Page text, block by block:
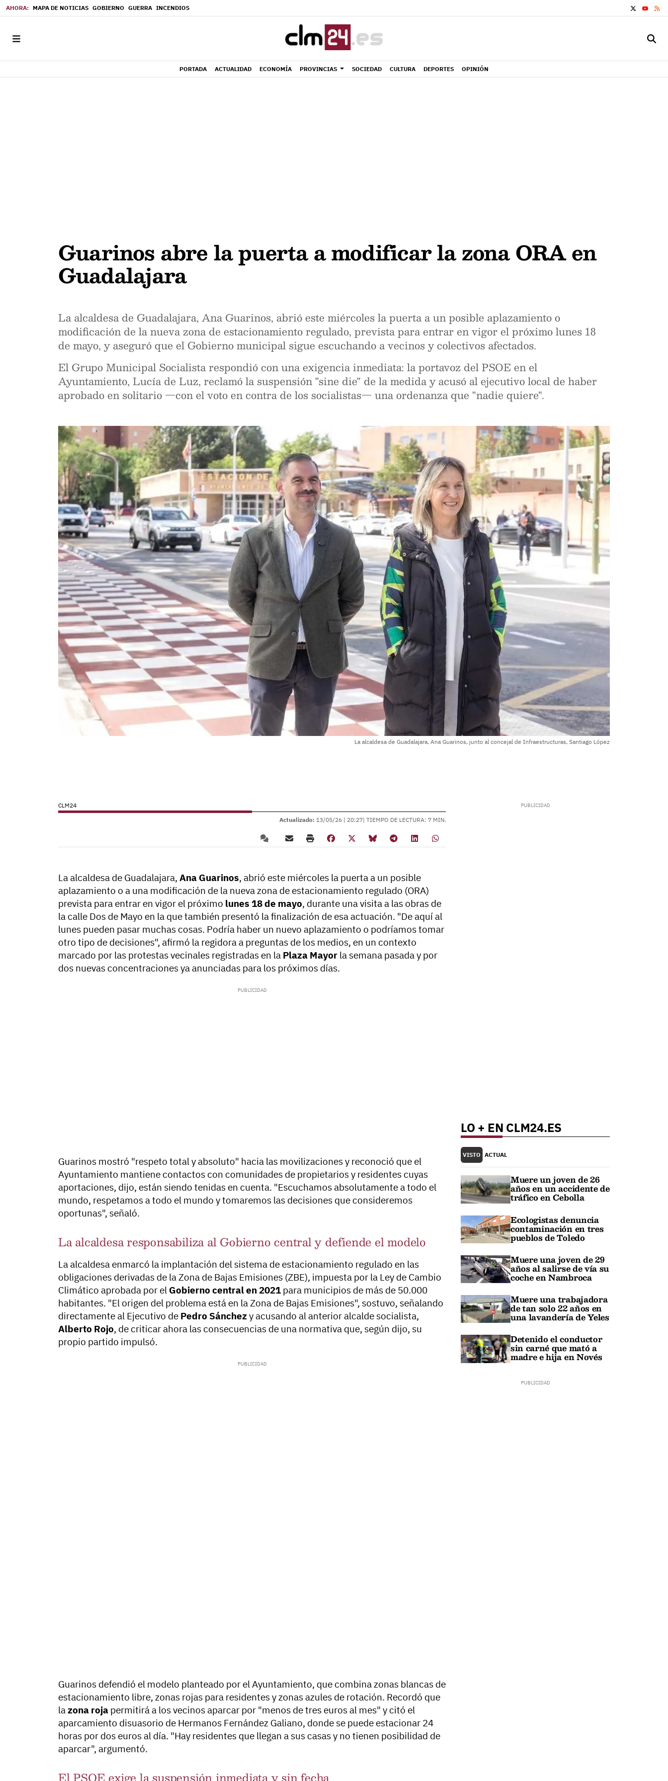
MAPA DE NOTICIAS GOBIERNO GUERRA INCENDIOS
YOUTUBE
PORTADA ACTUALIDAD ECONOMÍA PROVINCIAS SOCIEDAD CULTURA DEPORTES OPINIÓN
Guarinos abre la puerta a modificar la zona ORA en
Guadalajara
La alcaldesa de Guadalajara, Ana Guarinos, abrió este miércoles la puerta a un posible aplazamiento o
modificación de la nueva zona de estacionamiento regulado, prevista para entrar en vigor el próximo lunes 18
de mayo, y aseguró que el Gobierno municipal sigue escuchando a vecinos y colectivos afectados.
El Grupo Municipal Socialista respondió con una exigencia inmediata: la portavoz del PSOE en el
Ayuntamiento, Lucía de Luz, reclamó la suspensión "sine die" de la medida y acusó al ejecutivo local de haber
aprobado en solitario —con el voto en contra de los socialistas— una ordenanza que "nadie quiere".
La alcaldesa de Guadalajara, Ana Guarinos, junto al concejal de Infraestructuras, Santiago López
CLM24
Actualizado: 13/05/26 | 20:27| TIEMPO DE LECTURA: 7 MIN.
La alcaldesa de Guadalajara, Ana Guarinos, abrió este miércoles la puerta a un posible
aplazamiento o a una modificación de la nueva zona de estacionamiento regulado (ORA)
prevista para entrar en vigor el próximo lunes 18 de mayo, durante una visita a las obras de
la calle Dos de Mayo en la que también presentó la finalización de esa actuación. "De aquí al
lunes pueden pasar muchas cosas. Podría haber un nuevo aplazamiento o podríamos tomar
otro tipo de decisiones", afirmó la regidora a preguntas de los medios, en un contexto
marcado por las protestas vecinales registradas en la Plaza Mayor la semana pasada y por
dos nuevas concentraciones ya anunciadas para los próximos días.
Guarinos mostró "respeto total y absoluto" hacia las movilizaciones y reconoció que el
Ayuntamiento mantiene contactos con comunidades de propietarios y residentes cuyas
aportaciones, dijo, están siendo tenidas en cuenta. "Escuchamos absolutamente a todo el
mundo, respetamos a todo el mundo y tomaremos las decisiones que consideremos
oportunas", señaló.
La alcaldesa responsabiliza al Gobierno central y defiende el modelo
La alcaldesa enmarcó la implantación del sistema de estacionamiento regulado en las
obligaciones derivadas de la Zona de Bajas Emisiones (ZBE), impuesta por la Ley de Cambio
Climático aprobada por el Gobierno central en 2021 para municipios de más de 50.000
habitantes. "El origen del problema está en la Zona de Bajas Emisiones", sostuvo, señalando
directamente al Ejecutivo de Pedro Sánchezy acusando al anterior alcalde socialista,
Alberto Rojo, de criticar ahora las consecuencias de una normativa que, según dijo, su
propio partido impulsó.
Guarinos defendió el modelo planteado por el Ayuntamiento, que combina zonas blancas de
estacionamiento libre, zonas rojas para residentes y zonas azules de rotación. Recordó que
lazona roja permitirá a los vecinos aparcar por "menos de tres euros al mes" y citó el
aparcamiento disuasorio de Hermanos Fernández Galiano, donde se puede estacionar 24
horas por dos euros al día. "Hay residentes que llegan a sus casas y no tienen posibilidad de
aparcar", argumentó.
LO + EN CLM24.ES
VISTO ACTUAL
Muere un joven de 26
años en un accidente de
tráfico en Cebolla
Ecologistas denuncia
contaminación en tres
pueblos de Toledo
Muere una joven de 29
años al salirse de vía su
coche en Nambroca
Muere una trabajadora
de tan solo 22 años en
una lavandería de Yeles
Detenido el conductor
sin carné que mató a
madre e hija en Novés